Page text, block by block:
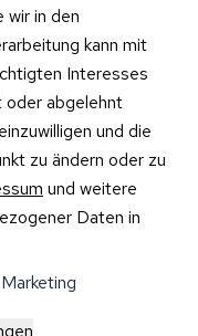
in den
kann mit
Interesses
oder abgelehnt
und die
zu ändern oder zu
und weitere
Daten in
Marketing
Mo –
Do:
10:00
–
Uhr
Fr: